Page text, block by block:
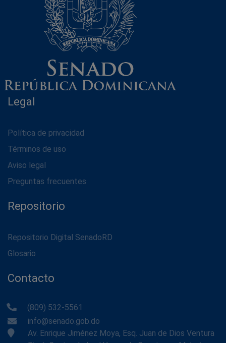
Legal
Política de privacidad
Términos de uso
Aviso legal
Preguntas frecuentes
Repositorio
Repositorio Digital SenadoRD
Glosario
Contacto
(809) 532-5561
info@senado.gob.do
Av. Enrique Jiménez Moya, Esq. Juan de Dios Ventura